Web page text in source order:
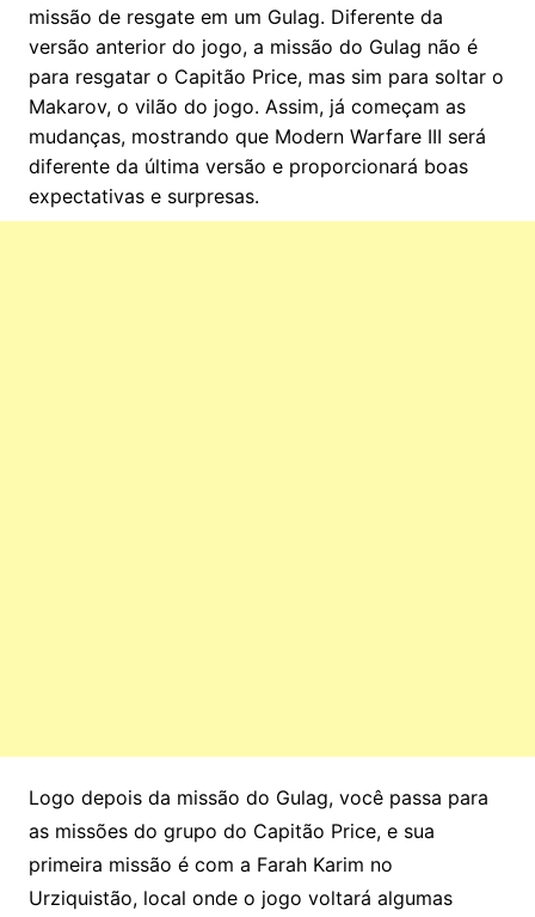
missão de resgate em um Gulag. Diferente da
versão anterior do jogo, a missão do Gulag não é
para resgatar o Capitão Price, mas sim para soltar o
Makarov, o vilão do jogo. Assim, já começam as
mudanças, mostrando que Modern Warfare III será
diferente da última versão e proporcionará boas
expectativas e surpresas.
Logo depois da missão do Gulag, você passa para
as missões do grupo do Capitão Price, e sua
primeira missão é com a Farah Karim no
Urziquistão, local onde o jogo voltará algumas